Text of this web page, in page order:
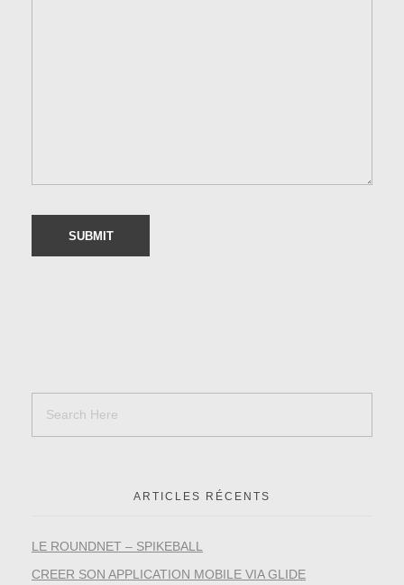
ARTICLES RÉCENTS
LE ROUNDNET – SPIKEBALL
CREER SON APPLICATION MOBILE VIA GLIDE